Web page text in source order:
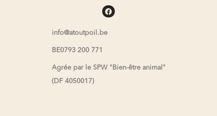
info@atoutpoil.be
BE0793 200 771
Agrée par le SPW "Bien-être animal"
(DF 4050017)